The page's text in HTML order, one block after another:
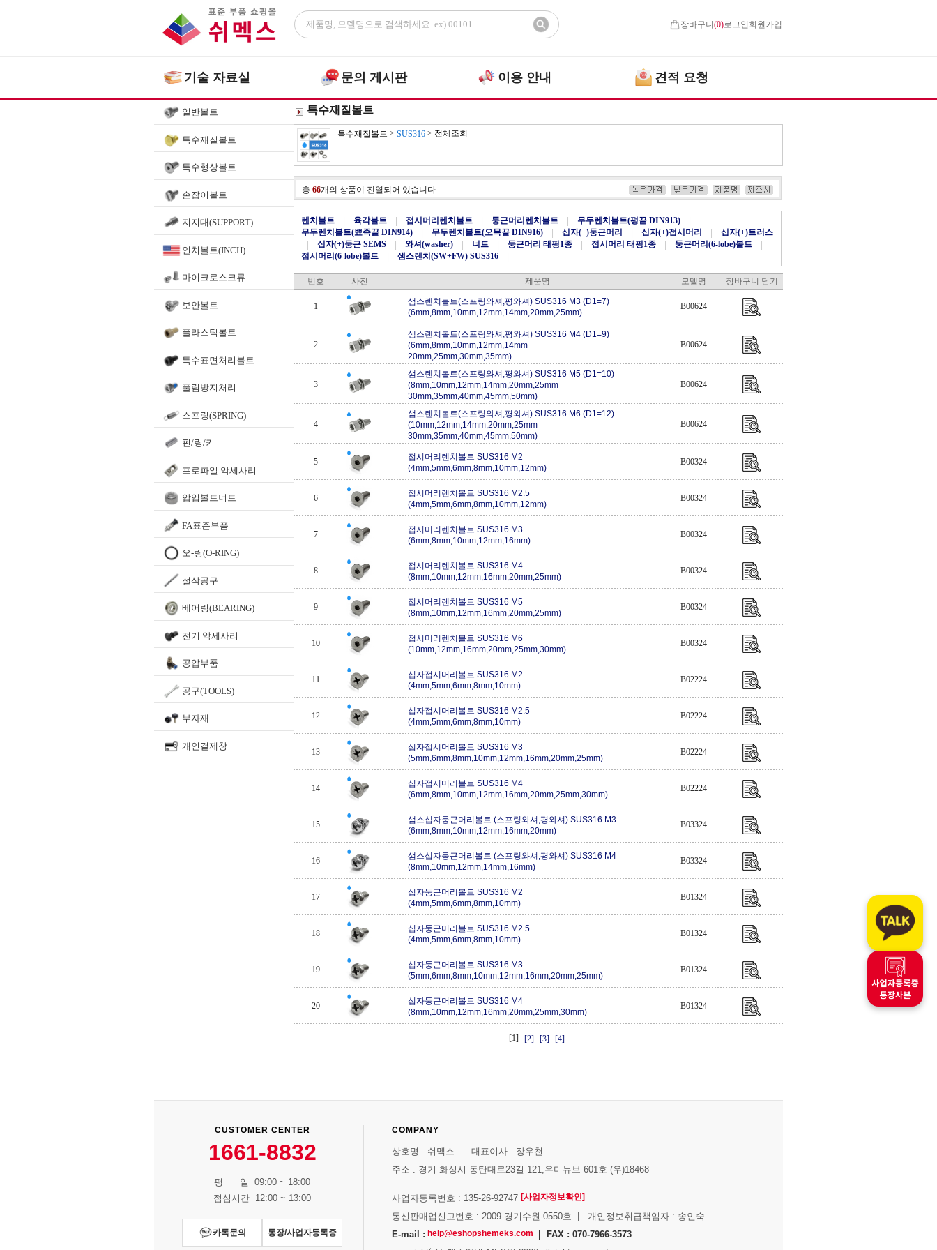
장바구니(0)로그인 회원가입
기술 자료실 문의 게시판 이용 안내 견적 요청
일반볼트
특수재질볼트
특수형상볼트
손잡이볼트
지지대(SUPPORT)
인치볼트(INCH)
마이크로스크류
보안볼트
플라스틱볼트
특수표면처리볼트
풀림방지처리
스프링(SPRING)
핀/링/키
프로파일 악세사리
압입볼트너트
FA표준부품
오-링(O-RING)
절삭공구
베어링(BEARING)
전기 악세사리
공압부품
공구(TOOLS)
부자재
개인결제창
특수재질볼트
특수재질볼트 > SUS316 > 전체조회
총 66개의 상품이 진열되어 있습니다
렌치볼트 육각볼트 접시머리렌치볼트 둥근머리렌치볼트 무두렌치볼트(평끝 DIN913)
무두렌치볼트(뾰족끝 DIN914) 무두렌치볼트(오목끝 DIN916) 십자(+)둥근머리 십자(+)접시머리 십자(+)트러스
십자(+)둥근 SEMS 와셔(washer) 너트 둥근머리 태핑1종 접시머리 태핑1종 둥근머리(6-lobe)볼트
접시머리(6-lobe)볼트 샘스렌치(SW+FW) SUS316
번호 사진 제품명 모델명 장바구니 담기
1
샘스렌치볼트(스프링와셔,평와셔) SUS316 M3 (D1=7)
(6mm,8mm,10mm,12mm,14mm,20mm,25mm)
B00624
2
샘스렌치볼트(스프링와셔,평와셔) SUS316 M4 (D1=9)
(6mm,8mm,10mm,12mm,14mm
20mm,25mm,30mm,35mm)
B00624
3
샘스렌치볼트(스프링와셔,평와셔) SUS316 M5 (D1=10)
(8mm,10mm,12mm,14mm,20mm,25mm
30mm,35mm,40mm,45mm,50mm)
B00624
4
샘스렌치볼트(스프링와셔,평와셔) SUS316 M6 (D1=12)
(10mm,12mm,14mm,20mm,25mm
30mm,35mm,40mm,45mm,50mm)
B00624
5
접시머리렌치볼트 SUS316 M2
(4mm,5mm,6mm,8mm,10mm,12mm)
B00324
6
접시머리렌치볼트 SUS316 M2.5
(4mm,5mm,6mm,8mm,10mm,12mm)
B00324
7
접시머리렌치볼트 SUS316 M3
(6mm,8mm,10mm,12mm,16mm)
B00324
8
접시머리렌치볼트 SUS316 M4
(8mm,10mm,12mm,16mm,20mm,25mm)
B00324
9
접시머리렌치볼트 SUS316 M5
(8mm,10mm,12mm,16mm,20mm,25mm)
B00324
10
접시머리렌치볼트 SUS316 M6
(10mm,12mm,16mm,20mm,25mm,30mm)
B00324
11
십자접시머리볼트 SUS316 M2
(4mm,5mm,6mm,8mm,10mm)
B02224
12
십자접시머리볼트 SUS316 M2.5
(4mm,5mm,6mm,8mm,10mm)
B02224
13
십자접시머리볼트 SUS316 M3
(5mm,6mm,8mm,10mm,12mm,16mm,20mm,25mm)
B02224
14
십자접시머리볼트 SUS316 M4
(6mm,8mm,10mm,12mm,16mm,20mm,25mm,30mm)
B02224
15
샘스십자둥근머리볼트 (스프링와셔,평와셔) SUS316 M3
(6mm,8mm,10mm,12mm,16mm,20mm)
B03324
16
샘스십자둥근머리볼트 (스프링와셔,평와셔) SUS316 M4
(8mm,10mm,12mm,14mm,16mm)
B03324
17
십자둥근머리볼트 SUS316 M2
(4mm,5mm,6mm,8mm,10mm)
B01324
18
십자둥근머리볼트 SUS316 M2.5
(4mm,5mm,6mm,8mm,10mm)
B01324
19
십자둥근머리볼트 SUS316 M3
(5mm,6mm,8mm,10mm,12mm,16mm,20mm,25mm)
B01324
20
십자둥근머리볼트 SUS316 M4
(8mm,10mm,12mm,16mm,20mm,25mm,30mm)
B01324
[1] [2] [3] [4]
CUSTOMER CENTER
1661-8832
평 일 09:00 ~ 18:00
점심시간 12:00 ~ 13:00
카톡문의 통장/사업자등록증
COMPANY
상호명 : 쉬멕스 대표이사 : 장우천
주소 : 경기 화성시 동탄대로23길 121,우미뉴브 601호 (우)18468
사업자등록번호 : 135-26-92747 [사업자정보확인]
통신판매업신고번호 : 2009-경기수원-0550호 | 개인정보취급책임자 : 송인숙
E-mail : help@eshopshemeks.com
| FAX : 070-7966-3573